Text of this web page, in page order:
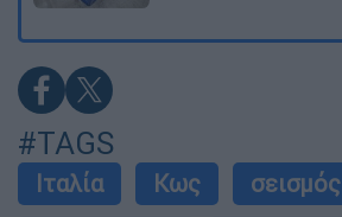
#TAGS
Ιταλία Κως
σεισμός